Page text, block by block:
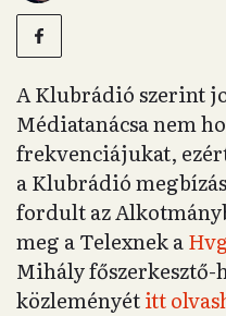
A Klubrádió szerint
Médiatanácsa nem
frekvenciájukat,
a Klubrádió
fordult az
meg a Telexnek a
Mihály főszerkesztő-
közleményétitt